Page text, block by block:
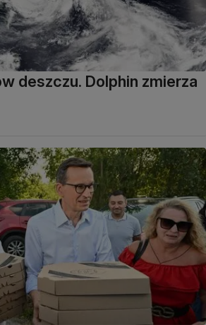
deszczu. Dolphin zmierza